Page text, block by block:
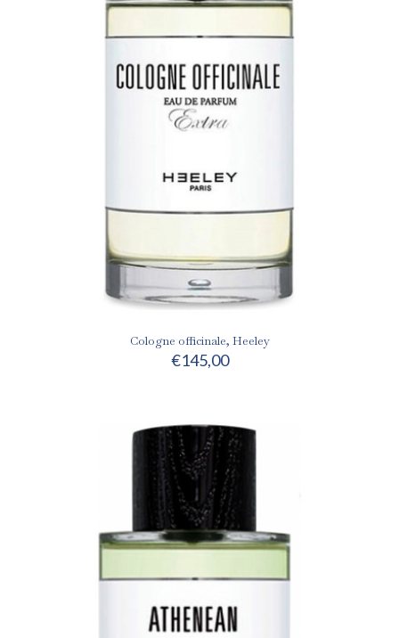
Cologne officinale, Heeley
€145,00